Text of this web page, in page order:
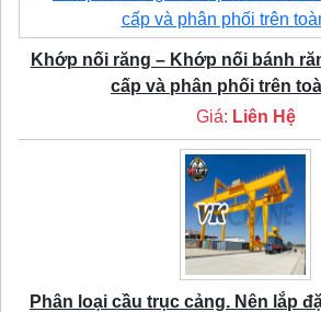
Khớp nối răng – Khớp nối bánh
cấp và phân phối trên
Giá: Liên Hệ
Phân loại cầu trục cảng. Nên lắp